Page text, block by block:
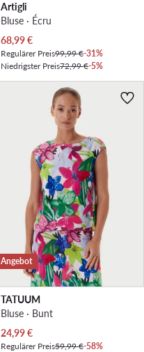
Artigli
Bluse · Écru
Aktueller Preis
68,99€
Regulärer Preis99,99 €-31%
Niedrigster Preis72,99 €-5%
Angebot
TATUUM
Bluse · Bunt
Aktueller Preis
24,99€
Regulärer Preis59,99 €-58%